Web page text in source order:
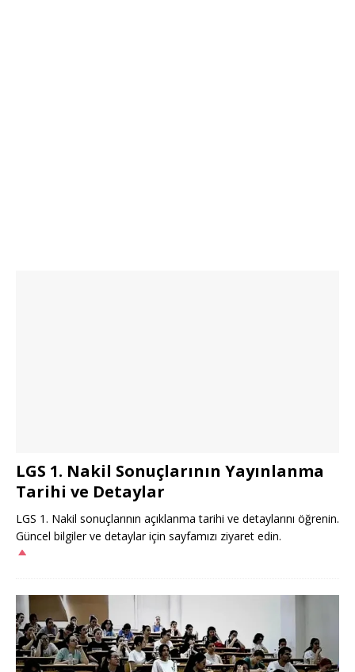
LGS 1. Nakil Sonuçlarının Yayınlanma
Tarihi ve Detaylar
LGS 1. Nakil sonuçlarının açıklanma tarihi ve detaylarını öğrenin.
Güncel bilgiler ve detaylar için sayfamızı ziyaret edin.